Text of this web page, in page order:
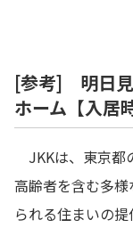
[参考] 明日見
ホーム【入居
JKKは、東京都
高齢者を含む多
られる住まいの